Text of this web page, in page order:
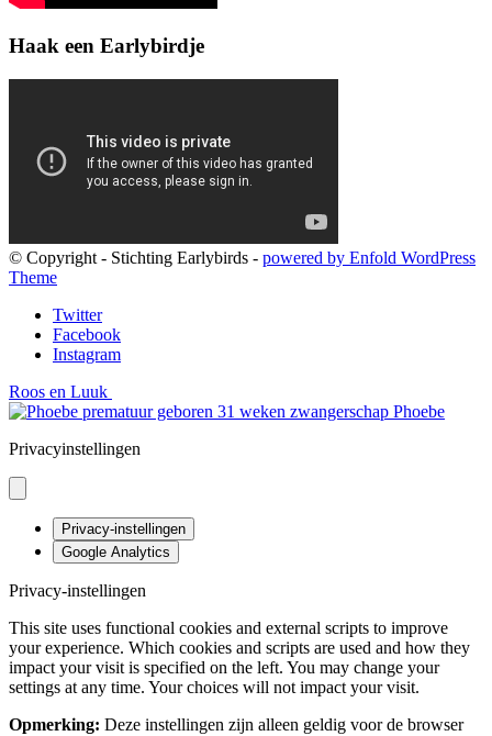
Haak een Earlybirdje
© Copyright - Stichting Earlybirds - powered by Enfold WordPress
Theme
Twitter
Facebook
Instagram
Roos en Luuk
Phoebe
Privacyinstellingen
Privacy-instellingen
Google Analytics
Privacy-instellingen
This site uses functional cookies and external scripts to improve
your experience. Which cookies and scripts are used and how they
impact your visit is specified on the left. You may change your
settings at any time. Your choices will not impact your visit.
Opmerking: Deze instellingen zijn alleen geldig voor de browser